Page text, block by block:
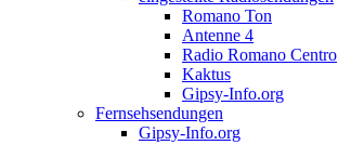
Romano Ton
Antenne 4
Radio Romano Centro
Kaktus
Gipsy-Info.org
Fernsehsendungen
Gipsy-Info.org